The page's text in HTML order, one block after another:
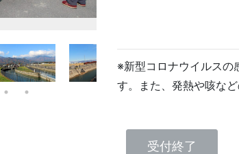
※新型コロナウイルスの
す。また、発熱や咳な
受付終了